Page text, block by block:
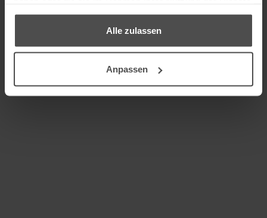
gesammelt haben.
Alle zulassen
Anpassen